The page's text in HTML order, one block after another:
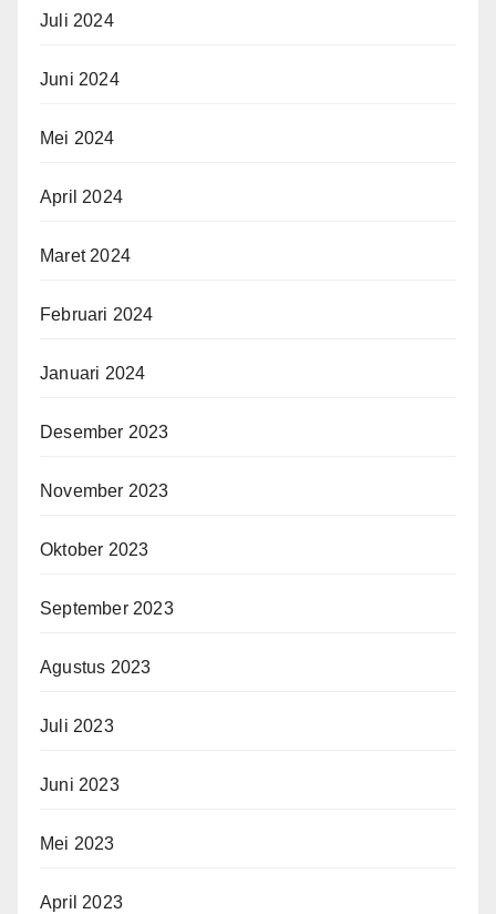
Juli 2024
Juni 2024
Mei 2024
April 2024
Maret 2024
Februari 2024
Januari 2024
Desember 2023
November 2023
Oktober 2023
September 2023
Agustus 2023
Juli 2023
Juni 2023
Mei 2023
April 2023